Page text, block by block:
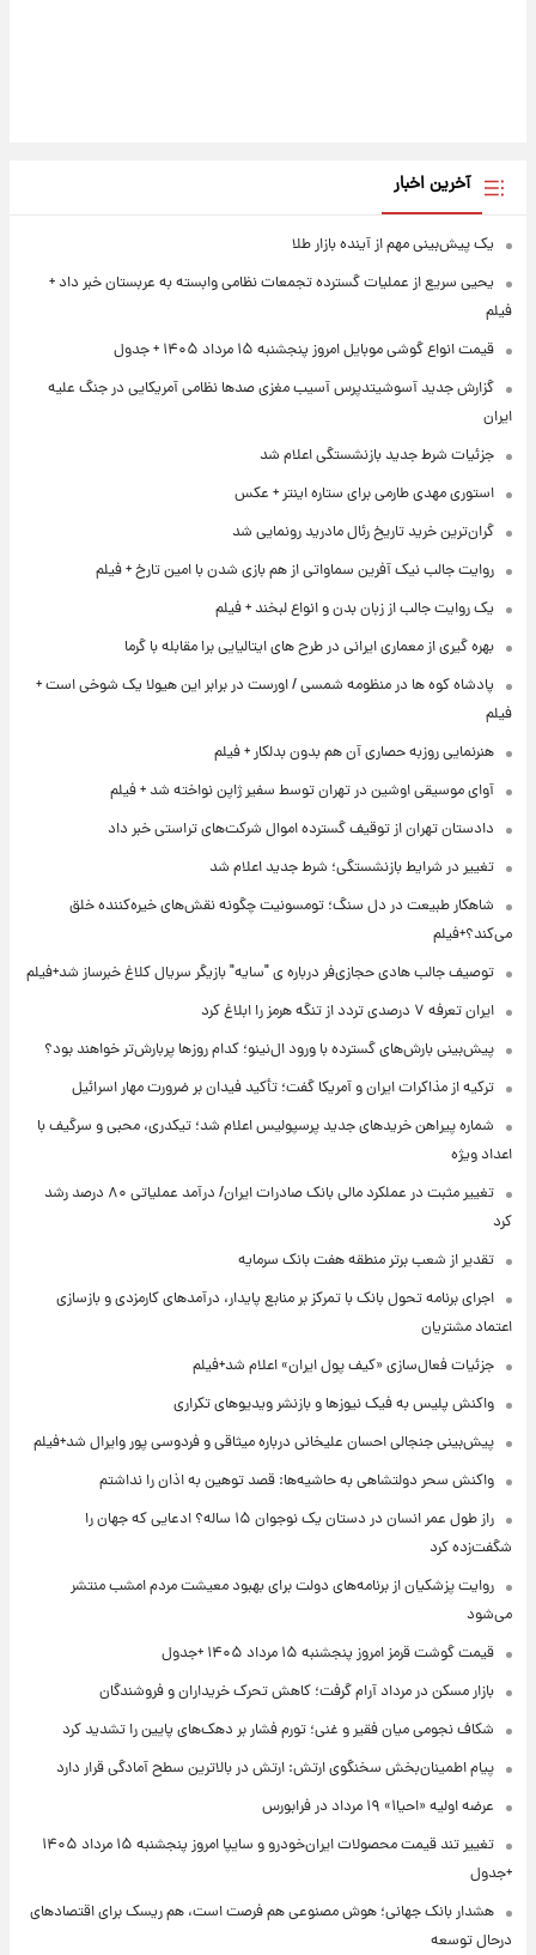
آخرین اخبار
یک پیش‌بینی مهم از آینده بازار طلا
یحیی سریع از عملیات گسترده تجمعات نظامی وابسته به عربستان خبر داد +
فیلم
قیمت انواع گوشی موبایل امروز پنجشنبه ۱۵ مرداد ۱۴۰۵ + جدول
گزارش جدید آسوشیتدپرس آسیب مغزی صدها نظامی آمریکایی در جنگ علیه
ایران
جزئیات شرط جدید بازنشستگی اعلام شد
استوری مهدی طارمی برای ستاره اینتر + عکس
گران‌ترین خرید تاریخ رئال مادرید رونمایی شد
روایت جالب نیک آفرین سماواتی از هم بازی شدن با امین تارخ + فیلم
یک روایت جالب از زبان بدن و انواع لبخند + فیلم
بهره گیری از معماری ایرانی در طرح های ایتالیایی برا مقابله با گرما
پادشاه کوه ها در منظومه شمسی / اورست در برابر این هیولا یک شوخی است +
فیلم
هنرنمایی روزبه حصاری آن هم بدون بدلکار + فیلم
آوای موسیقی اوشین در تهران توسط سفیر ژاپن نواخته شد + فیلم
دادستان تهران از توقیف گسترده اموال شرکت‌های تراستی خبر داد
تغییر در شرایط بازنشستگی؛ شرط جدید اعلام شد
شاهکار طبیعت در دل سنگ؛ تومسونیت چگونه نقش‌های خیره‌کننده خلق
می‌کند؟+فیلم
توصیف جالب هادی حجازی‌فر درباره ی "سایه" بازیگر سریال کلاغ خبرساز شد+فیلم
ایران تعرفه ۷ درصدی تردد از تنگه هرمز را ابلاغ کرد
پیش‌بینی بارش‌های گسترده با ورود ال‌نینو؛ کدام روزها پربارش‌تر خواهند بود؟
ترکیه از مذاکرات ایران و آمریکا گفت؛ تأکید فیدان بر ضرورت مهار اسرائیل
شماره پیراهن خریدهای جدید پرسپولیس اعلام شد؛ تیکدری، محبی و سرگیف با
اعداد ویژه
تغییر مثبت در عملکرد مالی بانک صادرات ایران/ درآمد عملیاتی ۸۰ درصد رشد
کرد
تقدیر از شعب برتر منطقه هفت بانک سرمایه
اجرای برنامه تحول بانک با تمرکز بر منابع پایدار، درآمدهای کارمزدی و بازسازی
اعتماد مشتریان
جزئیات فعال‌سازی «کیف پول ایران» اعلام شد+فیلم
واکنش پلیس به فیک نیوزها و بازنشر ویدیوهای تکراری
پیش‌بینی جنجالی احسان علیخانی درباره میثاقی و فردوسی پور وایرال شد+فیلم
واکنش سحر دولتشاهی به حاشیه‌ها: قصد توهین به اذان را نداشتم
راز طول عمر انسان در دستان یک نوجوان ۱۵ ساله؟ ادعایی که جهان را
شگفت‌زده کرد
روایت پزشکیان از برنامه‌های دولت برای بهبود معیشت مردم امشب منتشر
می‌شود
قیمت گوشت قرمز امروز پنجشنبه ۱۵ مرداد ۱۴۰۵ +جدول
بازار مسکن در مرداد آرام گرفت؛ کاهش تحرک خریداران و فروشندگان
شکاف نجومی میان فقیر و غنی؛ تورم فشار بر دهک‌های پایین را تشدید کرد
پیام اطمینان‌بخش سخنگوی ارتش: ارتش در بالاترین سطح آمادگی قرار دارد
عرضه اولیه «احیا۱» ۱۹ مرداد در فرابورس
تغییر تند قیمت محصولات ایران‌خودرو و سایپا امروز پنجشنبه ۱۵ مرداد ۱۴۰۵
+جدول
هشدار بانک جهانی؛ هوش مصنوعی هم فرصت است، هم ریسک برای اقتصادهای
درحال توسعه